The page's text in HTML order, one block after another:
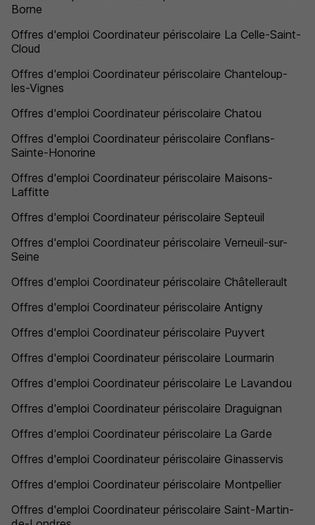
Borne
Offres d'emploi Coordinateur périscolaire La Celle-Saint-
Cloud
Offres d'emploi Coordinateur périscolaire Chanteloup-
les-Vignes
Offres d'emploi Coordinateur périscolaire Chatou
Offres d'emploi Coordinateur périscolaire Conflans-
Sainte-Honorine
Offres d'emploi Coordinateur périscolaire Maisons-
Laffitte
Offres d'emploi Coordinateur périscolaire Septeuil
Offres d'emploi Coordinateur périscolaire Verneuil-sur-
Seine
Offres d'emploi Coordinateur périscolaire Châtellerault
Offres d'emploi Coordinateur périscolaire Antigny
Offres d'emploi Coordinateur périscolaire Puyvert
Offres d'emploi Coordinateur périscolaire Lourmarin
Offres d'emploi Coordinateur périscolaire Le Lavandou
Offres d'emploi Coordinateur périscolaire Draguignan
Offres d'emploi Coordinateur périscolaire La Garde
Offres d'emploi Coordinateur périscolaire Ginasservis
Offres d'emploi Coordinateur périscolaire Montpellier
Offres d'emploi Coordinateur périscolaire Saint-Martin-